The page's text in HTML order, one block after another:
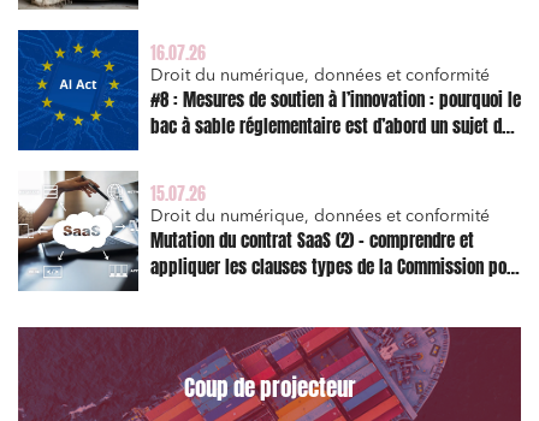
16.07.26
Droit du numérique, données et conformité
#8 : Mesures de soutien à l’innovation : pourquoi le
bac à sable réglementaire est d’abord un sujet de
15.07.26
Droit du numérique, données et conformité
Mutation du contrat SaaS (2) – comprendre et
appliquer les clauses types de la Commission pour
Coup de projecteur